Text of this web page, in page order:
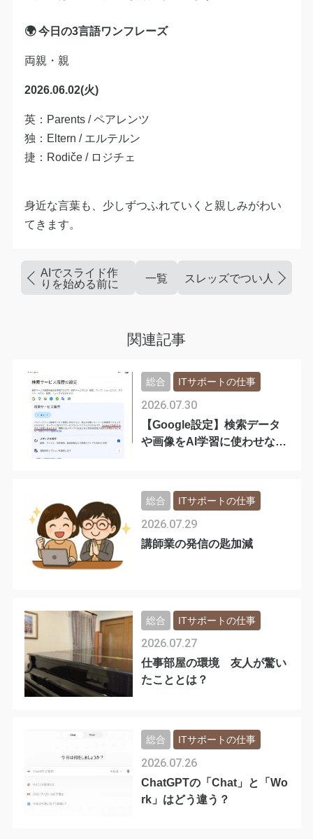
🌍 今日の3言語ワンフレーズ
両親・親
2026.06.02(火)
英：Parents / ペアレンツ
独：Eltern / エルテルン
捷：Rodiče / ロジチェ
身近な言葉も、少しずつふれていくと親しみがわい
てきます。
AIでスライド作
りを始める前に
一覧 スレッズでつい人と比べ
関連記事
【Google設定】検索データ
や画像をAI学習に使わせない
2026.07.30
総合 ITサポートの仕事
講師業の発信の匙加減
2026.07.29
総合 ITサポートの仕事
仕事部屋の環境 友人が驚い
たこととは？
2026.07.27
総合 ITサポートの仕事
ChatGPTの「Chat」と「Wo
rk」はどう違う？
2026.07.26
総合 ITサポートの仕事